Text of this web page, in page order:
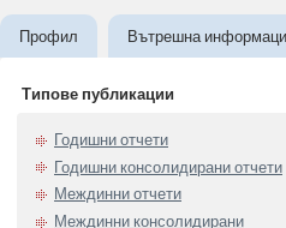
Профил Вътрешна
Типове публикации
Годишни отчети
Годишни консолидирани отчети
Междинни отчети
Междинни консолидирани